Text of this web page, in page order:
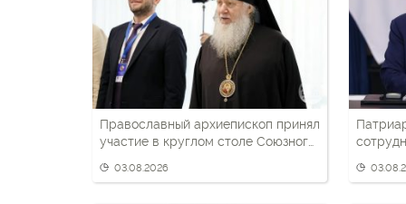
Православный архиепископ принял
участие в круглом столе Союзного
03.08.2026